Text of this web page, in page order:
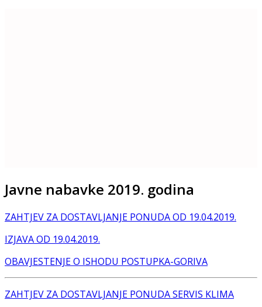
Javne nabavke 2019. godina
ZAHTJEV ZA DOSTAVLJANJE PONUDA OD 19.04.2019.
IZJAVA OD 19.04.2019.
OBAVJESTENJE O ISHODU POSTUPKA-GORIVA
ZAHTJEV ZA DOSTAVLJANJE PONUDA SERVIS KLIMA